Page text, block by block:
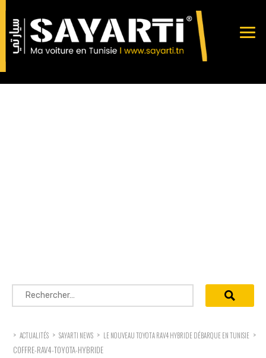
Rechercher :
> ACTUALITÉS > SAYARTI NEWS > LE NOUVEAU TOYOTA RAV4 HYBRIDE DÉBARQUE EN TUNISIE >
COFFRE-RAV4-TOYOTA-HYBRIDE